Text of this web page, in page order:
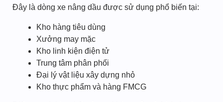
Đây là dòng xe nâng dầu được sử dụng phổ biến tại:
Kho hàng tiêu dùng
Xưởng may mặc
Kho linh kiện điện tử
Trung tâm phân phối
Đại lý vật liệu xây dựng nhỏ
Kho thực phẩm và hàng FMCG